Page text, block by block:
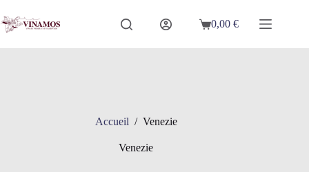
au
contenu
Panier
0,00€
Accueil / Venezie
Venezie